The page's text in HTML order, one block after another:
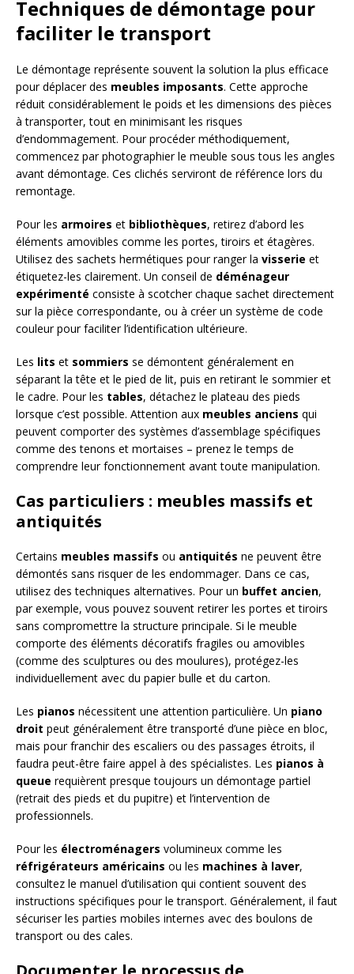
Techniques de démontage pour
faciliter le transport
Le démontage représente souvent la solution la plus efficace
pour déplacer des meubles imposants. Cette approche
réduit considérablement le poids et les dimensions des pièces
à transporter, tout en minimisant les risques
d’endommagement. Pour procéder méthodiquement,
commencez par photographier le meuble sous tous les angles
avant démontage. Ces clichés serviront de référence lors du
remontage.
Pour les armoires et bibliothèques, retirez d’abord les
éléments amovibles comme les portes, tiroirs et étagères.
Utilisez des sachets hermétiques pour ranger la visserie et
étiquetez-les clairement. Un conseil de déménageur
expérimenté consiste à scotcher chaque sachet directement
sur la pièce correspondante, ou à créer un système de code
couleur pour faciliter l’identification ultérieure.
Les lits et sommiers se démontent généralement en
séparant la tête et le pied de lit, puis en retirant le sommier et
le cadre. Pour les tables, détachez le plateau des pieds
lorsque c’est possible. Attention aux meubles anciens qui
peuvent comporter des systèmes d’assemblage spécifiques
comme des tenons et mortaises – prenez le temps de
comprendre leur fonctionnement avant toute manipulation.
Cas particuliers : meubles massifs et
antiquités
Certains meubles massifs ou antiquités ne peuvent être
démontés sans risquer de les endommager. Dans ce cas,
utilisez des techniques alternatives. Pour un buffet ancien,
par exemple, vous pouvez souvent retirer les portes et tiroirs
sans compromettre la structure principale. Si le meuble
comporte des éléments décoratifs fragiles ou amovibles
(comme des sculptures ou des moulures), protégez-les
individuellement avec du papier bulle et du carton.
Les pianos nécessitent une attention particulière. Un piano
droit peut généralement être transporté d’une pièce en bloc,
mais pour franchir des escaliers ou des passages étroits, il
faudra peut-être faire appel à des spécialistes. Les pianos à
queue requièrent presque toujours un démontage partiel
(retrait des pieds et du pupitre) et l’intervention de
professionnels.
Pour les électroménagers volumineux comme les
réfrigérateurs américains ou les machines à laver,
consultez le manuel d’utilisation qui contient souvent des
instructions spécifiques pour le transport. Généralement, il faut
sécuriser les parties mobiles internes avec des boulons de
transport ou des cales.